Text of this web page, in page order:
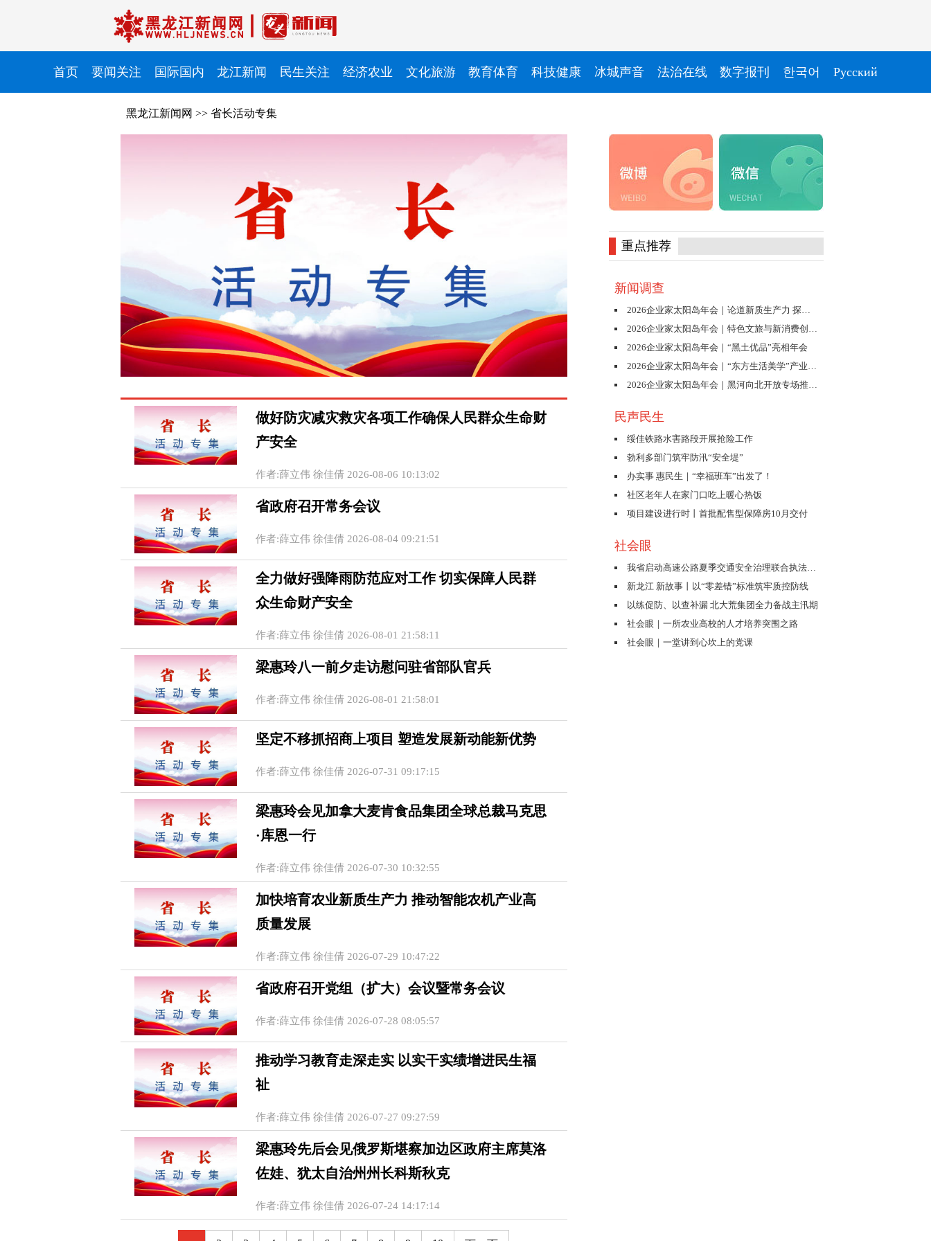
首页 要闻关注 国际国内 龙江新闻 民生关注 经济农业 文化旅游 教育体育 科技健康 冰城声音 法治在线 数字报刊 한국어 Pусский
黑龙江新闻网 >> 省长活动专集
做好防灾减灾救灾各项工作确保人民群众生命财
产安全
作者:薛立伟 徐佳倩 2026-08-06 10:13:02
省政府召开常务会议
作者:薛立伟 徐佳倩 2026-08-04 09:21:51
全力做好强降雨防范应对工作 切实保障人民群
众生命财产安全
作者:薛立伟 徐佳倩 2026-08-01 21:58:11
梁惠玲八一前夕走访慰问驻省部队官兵
作者:薛立伟 徐佳倩 2026-08-01 21:58:01
坚定不移抓招商上项目 塑造发展新动能新优势
作者:薛立伟 徐佳倩 2026-07-31 09:17:15
梁惠玲会见加拿大麦肯食品集团全球总裁马克思
·库恩一行
作者:薛立伟 徐佳倩 2026-07-30 10:32:55
加快培育农业新质生产力 推动智能农机产业高
质量发展
作者:薛立伟 徐佳倩 2026-07-29 10:47:22
省政府召开党组（扩大）会议暨常务会议
作者:薛立伟 徐佳倩 2026-07-28 08:05:57
推动学习教育走深走实 以实干实绩增进民生福
祉
作者:薛立伟 徐佳倩 2026-07-27 09:27:59
梁惠玲先后会见俄罗斯堪察加边区政府主席莫洛
佐娃、犹太自治州州长科斯秋克
作者:薛立伟 徐佳倩 2026-07-24 14:17:14
重点推荐
新闻调查
2026企业家太阳岛年会｜论道新质生产力 探寻发展新动能
2026企业家太阳岛年会｜特色文旅与新消费创新发展论坛举行
2026企业家太阳岛年会｜“黑土优品”亮相年会
2026企业家太阳岛年会｜“东方生活美学”产业创新发展分享会举行
2026企业家太阳岛年会｜黑河向北开放专场推介会举行
民声民生
绥佳铁路水害路段开展抢险工作
勃利多部门筑牢防汛“安全堤”
办实事 惠民生｜“幸福班车”出发了！
社区老年人在家门口吃上暖心热饭
项目建设进行时丨首批配售型保障房10月交付
社会眼
我省启动高速公路夏季交通安全治理联合执法行动
新龙江 新故事丨以“零差错”标准筑牢质控防线
以练促防、以查补漏 北大荒集团全力备战主汛期
社会眼｜一所农业高校的人才培养突围之路
社会眼｜一堂讲到心坎上的党课